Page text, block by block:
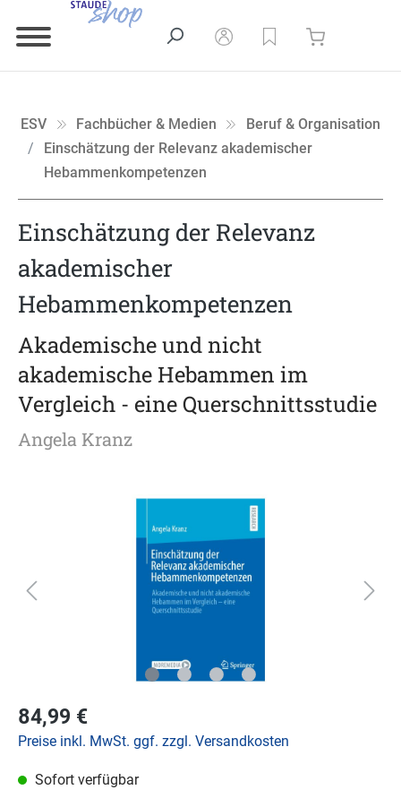
ESV Fachbücher & Medien
Beruf & Organisation
Einschätzung der Relevanz akademischer
Hebammenkompetenzen
Einschätzung der Relevanz
akademischer
Hebammenkompetenzen
Akademische und nicht
akademische Hebammen im
Vergleich - eine Querschnittsstudie
Angela Kranz
84,99 €
Preise inkl. MwSt. ggf. zzgl. Versandkosten
Sofort verfügbar